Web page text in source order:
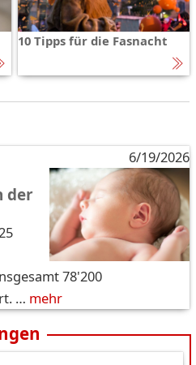
10 Tipps für die Fasnacht
6/19/2026
der
78'200
… mehr